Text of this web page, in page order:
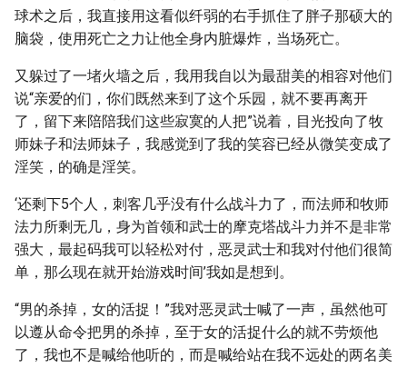
球术之后，我直接用这看似纤弱的右手抓住了胖子那硕大的
脑袋，使用死亡之力让他全身内脏爆炸，当场死亡。
又躲过了一堵火墙之后，我用我自以为最甜美的相容对他们
说“亲爱的们，你们既然来到了这个乐园，就不要再离开
了，留下来陪陪我们这些寂寞的人把”说着，目光投向了牧
师妹子和法师妹子，我感觉到了我的笑容已经从微笑变成了
淫笑，的确是淫笑。
‘还剩下5个人，刺客几乎没有什么战斗力了，而法师和牧师
法力所剩无几，身为首领和武士的摩克塔战斗力并不是非常
强大，最起码我可以轻松对付，恶灵武士和我对付他们很简
单，那么现在就开始游戏时间’我如是想到。
“男的杀掉，女的活捉！”我对恶灵武士喊了一声，虽然他可
以遵从命令把男的杀掉，至于女的活捉什么的就不劳烦他
了，我也不是喊给他听的，而是喊给站在我不远处的两名美